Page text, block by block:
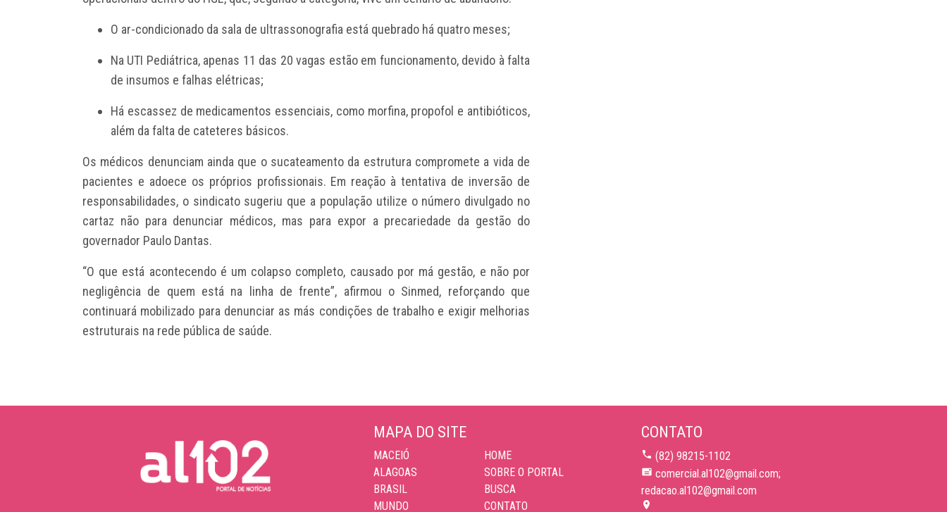
O ar-condicionado da sala de ultrassonografia está quebrado há quatro meses;
Na UTI Pediátrica, apenas 11 das 20 vagas estão em funcionamento, devido à falta
de insumos e falhas elétricas;
Há escassez de medicamentos essenciais, como morfina, propofol e antibióticos,
além da falta de cateteres básicos.
Os médicos denunciam ainda que o sucateamento da estrutura compromete a vida de
pacientes e adoece os próprios profissionais. Em reação à tentativa de inversão de
responsabilidades, o sindicato sugeriu que a população utilize o número divulgado no
cartaz não para denunciar médicos, mas para expor a precariedade da gestão do
governador Paulo Dantas.
“O que está acontecendo é um colapso completo, causado por má gestão, e não por
negligência de quem está na linha de frente”, afirmou o Sinmed, reforçando que
continuará mobilizado para denunciar as más condições de trabalho e exigir melhorias
estruturais na rede pública de saúde.
MAPA DO SITE
MACEIÓ
ALAGOAS
BRASIL
MUNDO
HOME
SOBRE O PORTAL
BUSCA
CONTATO
CONTATO
(82) 98215-1102
comercial.al102@gmail.com;
redacao.al102@gmail.com